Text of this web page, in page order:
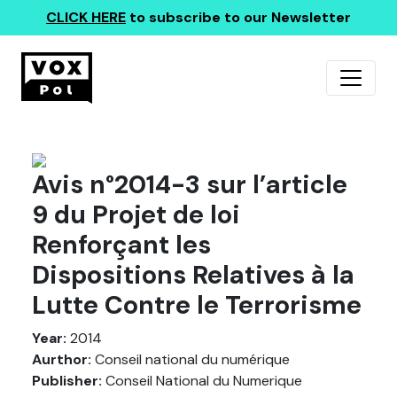
CLICK HERE to subscribe to our Newsletter
Avis n°2014-3 sur l’article
9 du Projet de loi
Renforçant les
Dispositions Relatives à la
Lutte Contre le Terrorisme
Year: 2014
Aurthor: Conseil national du numérique
Publisher: Conseil National du Numerique